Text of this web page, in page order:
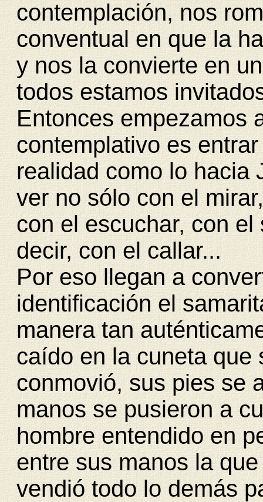
contemplación, nos
conventual en que la
y nos la convierte en
todos estamos
Entonces empezamos
contemplativo es
realidad como lo hacia
ver no sólo con el
con el escuchar, con
decir, con el callar...
Por eso llegan a
identificación el
manera tan
caído en la cuneta que
conmovió, sus pies se
manos se pusieron a
hombre entendido en
entre sus manos la
vendió todo lo demás